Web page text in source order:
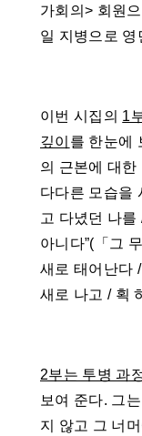
가회의> 회원
일 지병으로 영
이번 시집의 1
깊이 를 한눈에
의 근본에 대한
다다른 모습을
고 다녔던 나를
아니다”(「그
새로 태어난다
새로 나고 / 획
2부는 투병 과
보여 준다. 그
지 않고 그 너